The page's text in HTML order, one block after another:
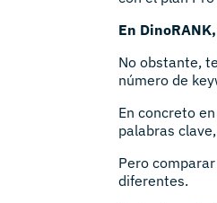
En
No obstante,
número de
En concreto
palabras
Pero
diferentes.